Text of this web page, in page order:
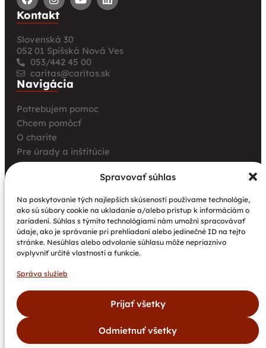
Spravovať súhlas
Na poskytovanie tých najlepších skúseností používame technológie,
ako sú súbory cookie na ukladanie a/alebo prístup k informáciám o
zariadení. Súhlas s týmito technológiami nám umožní spracovávať
údaje, ako je správanie pri prehliadaní alebo jedinečné ID na tejto
stránke. Nesúhlas alebo odvolanie súhlasu môže nepriaznivo
ovplyvniť určité vlastnosti a funkcie.
Správa služieb
Prijať všetky
Odmietnuť všetky
Kontakt
Slovenská 30
052 01 Spišská Nová Ves
053/442 45 00
caritas@caritas.sk
Navigácia
Potrebujem pomoc
Chcem pomôcť
O charite
Pre úrady a inštitúcie
Farské charity
Aktuality
Charita bez hraníc: Stretnutie Spišskej katolíckej
charity a Krakowskej arcidiecéznej charity prinieslo
nové pohľady na fundraising aj propagáciu
Nové petangové ihrisko prináša seniorom radosť,
pohyb a komunitu
tretích krajín vrátane migrantov“